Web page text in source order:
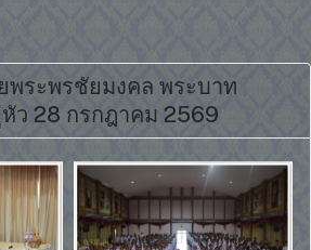
พระพรชัยมงคล พระบาท
หัว 28 กรกฎาคม 2569